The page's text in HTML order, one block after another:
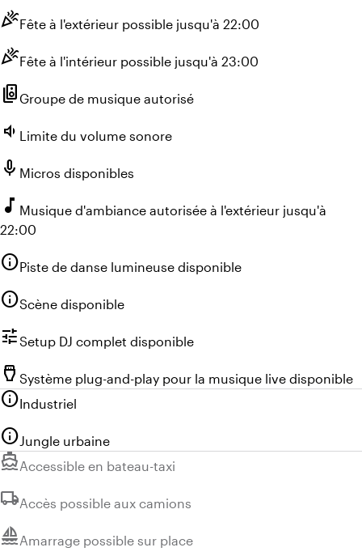
celebrationFête à l'extérieur possible jusqu'à 22:00
celebrationFête à l'intérieur possible jusqu'à 23:00
speaker_groupGroupe de musique autorisé
volume_down Limite du volume sonore
mic Micros disponibles
music_note Musique d'ambiance autorisée à l'extérieur jusqu'à
22:00
infoPiste de danse lumineuse disponible
infoScène disponible
tuneSetup DJ complet disponible
settings_input_hdmi Système plug-and-play pour la musique live disponible
infoIndustriel
infoJungle urbaine
directions_boat Indisponible :
Accessible en bateau-taxi
local_shipping Indisponible :
Accès possible aux camions
sailing Indisponible :
Amarrage possible sur place